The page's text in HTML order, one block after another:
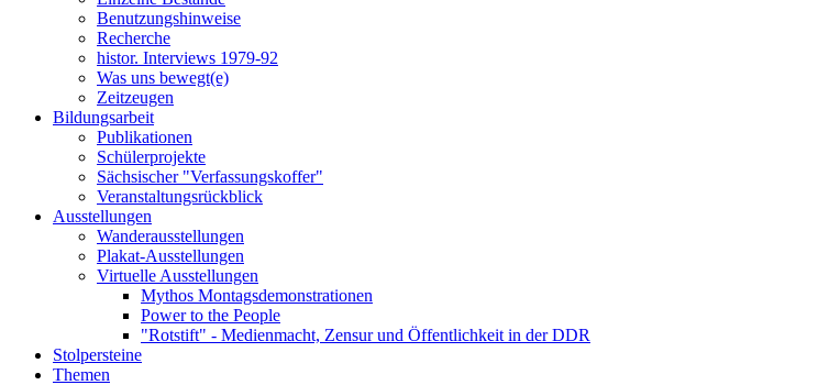
Benutzungshinweise
Recherche
histor. Interviews 1979-92
Was uns bewegt(e)
Zeitzeugen
Bildungsarbeit
Publikationen
Schülerprojekte
Sächsischer "Verfassungskoffer"
Veranstaltungsrückblick
Ausstellungen
Wanderausstellungen
Plakat-Ausstellungen
Virtuelle Ausstellungen
Mythos Montagsdemonstrationen
Power to the People
"Rotstift" - Medienmacht, Zensur und Öffentlichkeit in der DDR
Stolpersteine
Themen